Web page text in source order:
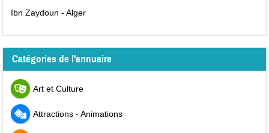
Ibn Zaydoun - Alger
Catégories de l'annuaire
Art et Culture
Attractions - Animations